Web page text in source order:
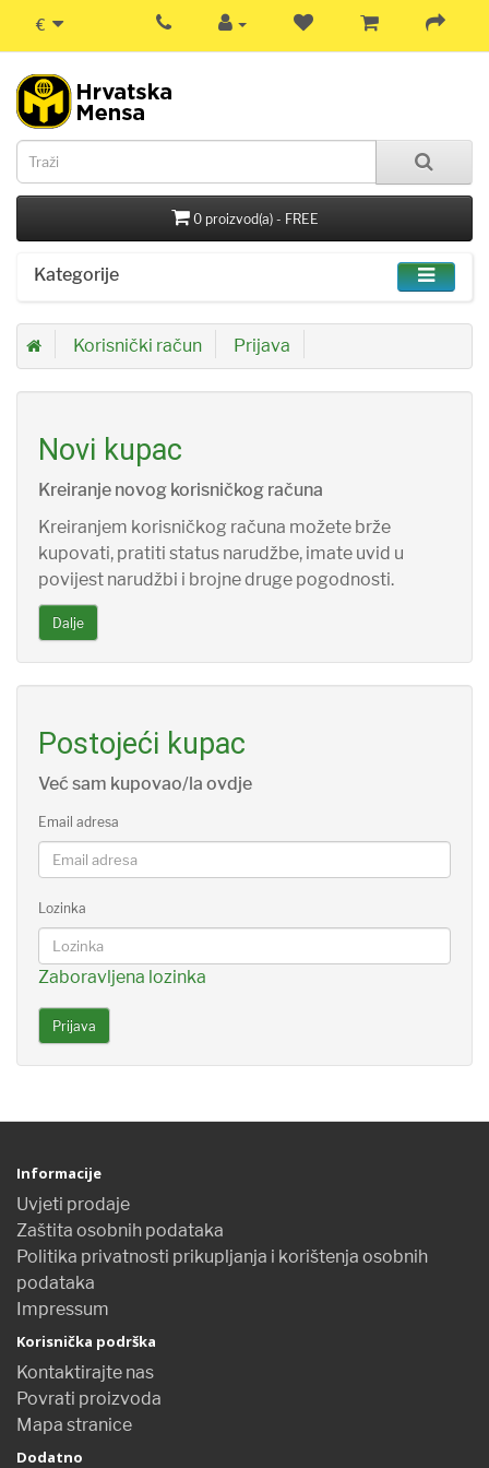
€
0 proizvod(a) - FREE
Kategorije
Korisnički račun Prijava
Novi kupac
Kreiranje novog korisničkog računa
Kreiranjem korisničkog računa možete brže
kupovati, pratiti status narudžbe, imate uvid u
povijest narudžbi i brojne druge pogodnosti.
Dalje
Postojeći kupac
Već sam kupovao/la ovdje
Email adresa
Lozinka
Zaboravljena lozinka
Informacije
Uvjeti prodaje
Zaštita osobnih podataka
Politika privatnosti prikupljanja i korištenja osobnih
podataka
Impressum
Korisnička podrška
Kontaktirajte nas
Povrati proizvoda
Mapa stranice
Dodatno